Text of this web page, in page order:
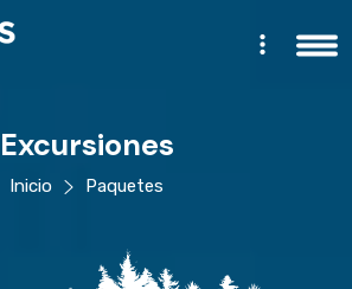
Excursiones
Inicio Paquetes